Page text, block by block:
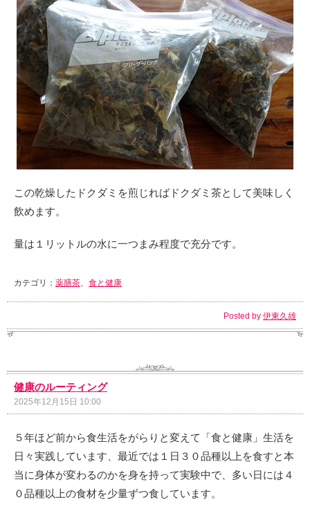
この乾燥したドクダミを煎じればドクダミ茶として美味しく
飲めます。
量は１リットルの水に一つまみ程度で充分です。
カテゴリ： 薬膳茶、 食と健康
Posted by 伊東久雄
健康のルーティング
2025年12月15日 10:00
５年ほど前から食生活をがらりと変えて「食と健康」生活を
日々実践しています、最近では１日３０品種以上を食すと本
当に身体が変わるのかを身を持って実験中で、多い日には４
０品種以上の食材を少量ずつ食しています。